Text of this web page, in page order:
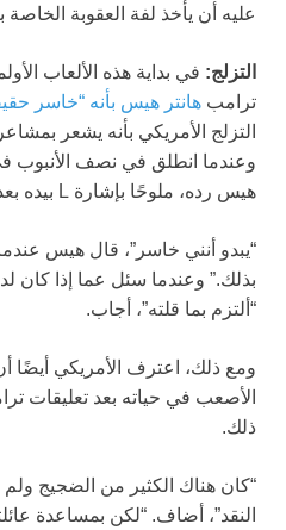
عليه أن يأخذ لفة العقوبة الخاصة
التزلج: في بداية هذه الألعاب
ترامب هانتر هيس بأنه “خاسر
التزلج الأمريكي بأنه يشعر
وعندما انطلق في نصف الأنبوب
هيس رده، ملوحًا بإشارة L بيده بعد أن تأهل لنهائي ليلة الجمعة.
“يبدو أنني خاسر”، قال هيس
بذلك.” وعندما سئل عما إذا كان
“ألتزم بما قلته”، أجاب.
ومع ذلك، اعترف الأمريكي أيضًا
الأصعب في حياته بعد تعليقات
ذلك.
“كان هناك الكثير من الضجيج
النقد”، أضاف. “لكن بمساعدة